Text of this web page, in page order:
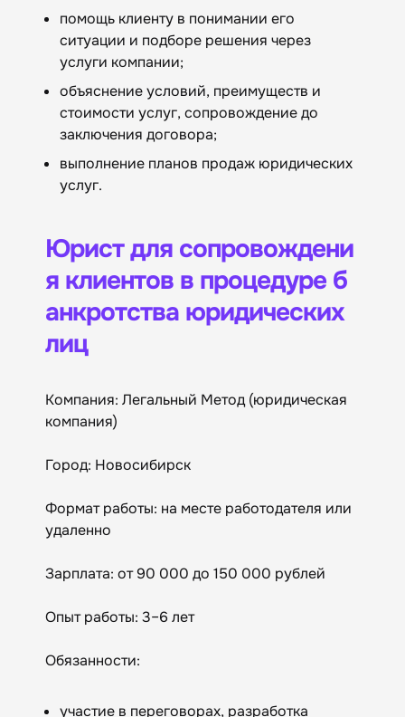
помощь клиенту в понимании его
ситуации и подборе решения через
услуги компании;
объяснение условий, преимуществ и
стоимости услуг, сопровождение до
заключения договора;
выполнение планов продаж юридических
услуг.
Юрист для сопровождени
я клиентов в процедуре б
анкротства юридических
лиц
Компания: Легальный Метод (юридическая
компания)
Город: Новосибирск
Формат работы: на месте работодателя или
удаленно
Зарплата: от 90 000 до 150 000 рублей
Опыт работы: 3–6 лет
Обязанности:
участие в переговорах, разработка